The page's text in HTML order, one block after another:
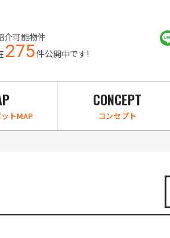
介可能物件
275件公開中です!
トMAP
CONCEPT
コンセプト